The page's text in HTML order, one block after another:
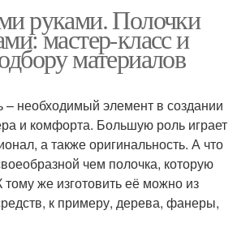
руками. Полочки
мастер-класс и
материалов
– необходимый элемент в создании
и комфорта. Большую роль играет
а также оригинальность. А что
чем полочка, которую
же изготовить её можно из
к примеру, дерева, фанеры,